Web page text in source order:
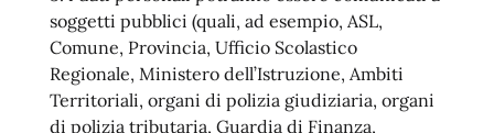
soggetti pubblici (quali, ad esempio, ASL,
Comune, Provincia, Ufficio Scolastico
Regionale, Ministero dell’Istruzione, Ambiti
Territoriali, organi di polizia giudiziaria, organi
di polizia tributaria, Guardia di Finanza,